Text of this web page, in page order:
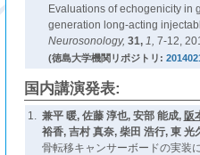
Evaluations of echogenicity in
generation long-acting
Neurosonology, 31, 1, 7-12,
(徳島大学機関リポジトリ:
国内講演発表:
1. 兼平 暖, 佐藤 淳也, 安部 能成, 阪
裕香, 吉村 真奈, 柴田 浩行, 東 光
骨転移キャンサーボードの実装